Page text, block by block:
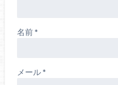
名前*
メール*